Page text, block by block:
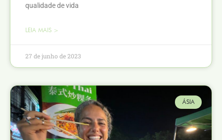
qualidade de vida
LEIA MAIS >
27 de junho de 2023
ÁSIA